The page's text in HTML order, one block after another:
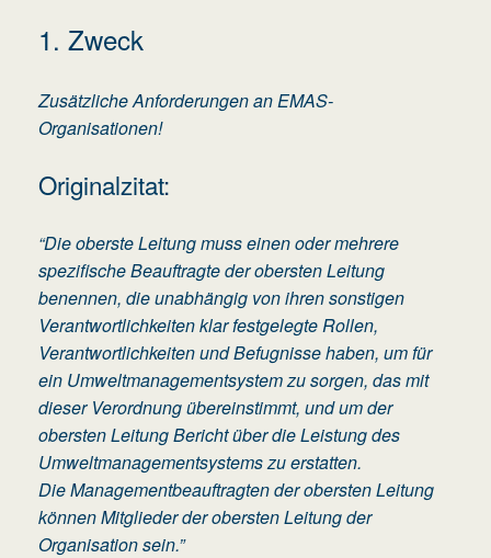
1. Zweck
Zusätzliche Anforderungen an EMAS-
Organisationen!
Originalzitat:
“Die oberste Leitung muss einen oder mehrere
spezifische Beauftragte der obersten Leitung
benennen, die unabhängig von ihren sonstigen
Verantwortlichkeiten klar festgelegte Rollen,
Verantwortlichkeiten und Befugnisse haben, um für
ein Umweltmanagementsystem zu sorgen, das mit
dieser Verordnung übereinstimmt, und um der
obersten Leitung Bericht über die Leistung des
Umweltmanagementsystems zu erstatten.
Die Managementbeauftragten der obersten Leitung
können Mitglieder der obersten Leitung der
Organisation sein.”